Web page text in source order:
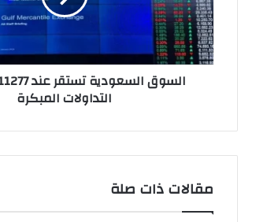
نقطة
في
التداولات
المبكرة
التداولات المبكرة
مقالات ذات صلة